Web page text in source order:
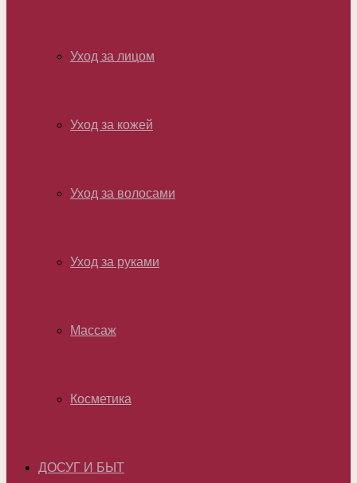
Уход за лицом
Уход за кожей
Уход за волосами
Уход за руками
Массаж
Косметика
ДОСУГ И БЫТ